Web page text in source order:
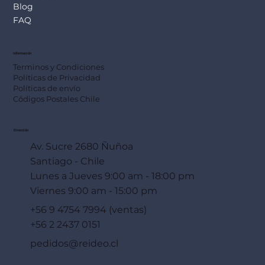
Blog
FAQ
Información
Terminos y Condiciones
Políticas de Privacidad
Políticas de envío
Códigos Postales Chile
Dirección
Av. Sucre 2680 Ñuñoa
Santiago - Chile
Lunes a Jueves 9:00 am - 18:00 pm
Viernes 9:00 am - 15:00 pm
+56 9 4754 7994 (ventas)
+56 2 2437 0151
pedidos@reideo.cl